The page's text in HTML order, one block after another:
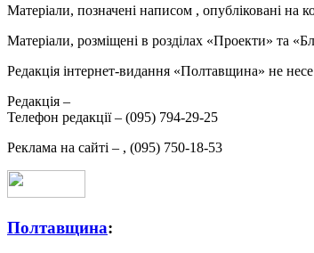
Матеріали, позначені написом , опубліковані на
Матеріали, розміщені в розділах «Проекти» та
Редакція інтернет-видання «Полтавщина» не несе
Редакція –
Телефон редакції – (095) 794-29-25
Реклама на сайті – , (095) 750-18-53
Полтавщина: